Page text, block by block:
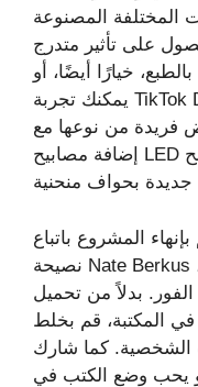
المختلفة المصنوعة
على تأثير متدرج
خيارًا أيضًا، أو
يمكنك تجربة TikTok DIY الرائعة لتحويل خزانة كتب
فريدة من نوعها مع
إضافة مصابيح LED وقطع من الخشب الرقائقي لمنح
المشروع باتباع
نصيحة Nate Berkus البسيطة لتصميم خزانة الكتب،
بدلاً من تحميل
في المكتبة، قم بخلط
الشخصية. كما شارك
يحب وضع الكتب في